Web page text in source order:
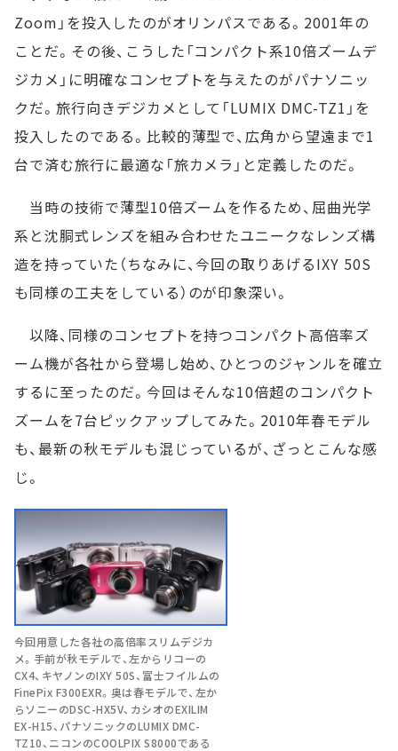
Zoom」を投入したのがオリンパスである。2001年の
ことだ。その後、こうした「コンパクト系10倍ズームデ
ジカメ」に明確なコンセプトを与えたのがパナソニッ
クだ。旅行向きデジカメとして「LUMIX DMC-TZ1」を
投入したのである。比較的薄型で、広角から望遠まで1
台で済む旅行に最適な「旅カメラ」と定義したのだ。
当時の技術で薄型10倍ズームを作るため、屈曲光学
系と沈胴式レンズを組み合わせたユニークなレンズ構
造を持っていた（ちなみに、今回の取りあげるIXY 50S
も同様の工夫をしている）のが印象深い。
以降、同様のコンセプトを持つコンパクト高倍率ズ
ーム機が各社から登場し始め、ひとつのジャンルを確立
するに至ったのだ。今回はそんな10倍超のコンパクト
ズームを7台ピックアップしてみた。2010年春モデル
も、最新の秋モデルも混じっているが、ざっとこんな感
じ。
今回用意した各社の高倍率スリムデジカ
メ。手前が秋モデルで、左からリコーの
CX4、キヤノンのIXY 50S、富士フイルムの
FinePix F300EXR。奥は春モデルで、左か
らソニーのDSC-HX5V、カシオのEXILIM
EX-H15、パナソニックのLUMIX DMC-
TZ10、ニコンのCOOLPIX S8000である